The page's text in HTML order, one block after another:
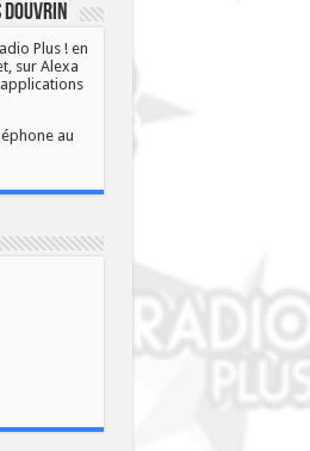
Douvrin
Plus ! en
sur Alexa
au